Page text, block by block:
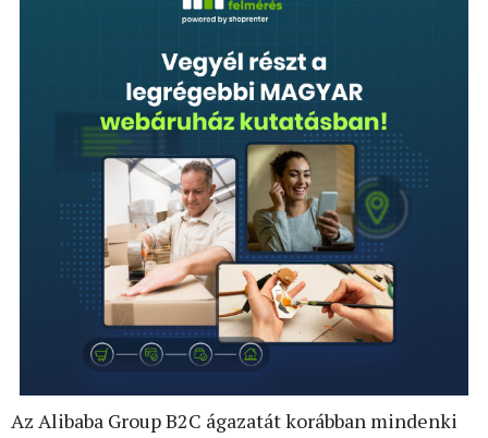
Az Alibaba Group B2C ágazatát korábban mindenki